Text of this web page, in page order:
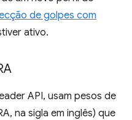
de golpes com
ativo.
API, usam pesos de
na sigla em inglês) que